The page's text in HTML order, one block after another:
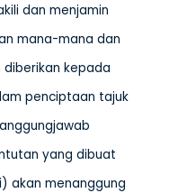
dan menjamin
mana-mana dan
kepada
penciptaan tajuk
yang dibuat
akan menanggung